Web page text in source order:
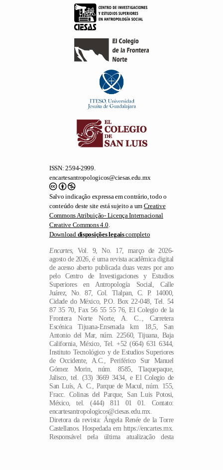
ISSN: 2594-2999.
encartesantropologicos@ciesas.edu.mx
Salvo indicação expressa em contrário, todo o
conteúdo deste site está sujeito a um Creative
Commons Atribuição- Licença Internacional
Creative Commons 4.0.
Download disposições legaiscompleto
Encartes, Vol. 9, No. 17, março de 2026-
agosto de 2026, é uma revista acadêmica digital
de acesso aberto publicada duas vezes por ano
pelo Centro de Investigaciones y Estudios
Superiores en Antropología Social, Calle
Juárez, No. 87, Col. Tlalpan, C. P. 14000,
Cidade do México, P.O. Box 22-048, Tel. 54
87 35 70, Fax 56 55 55 76, El Colegio de la
Frontera Norte Norte, A. C.., Carretera
Escénica Tijuana-Ensenada km 18,5, San
Antonio del Mar, núm. 22560, Tijuana, Baja
California, México, Tel. +52 (664) 631 6344,
Instituto Tecnológico y de Estudios Superiores
de Occidente, A.C., Periférico Sur Manuel
Gómez Morin, núm. 8585, Tlaquepaque,
Jalisco, tel. (33) 3669 3434, e El Colegio de
San Luís, A. C., Parque de Macul, núm. 155,
Fracc. Colinas del Parque, San Luis Potosi,
México, tel. (444) 811 01 01. Contato:
encartesantropologicos@ciesas.edu.mx.
Diretora da revista: Ángela Renée de la Torre
Castellanos. Hospedada em https://encartes.mx.
Responsável pela última atualização desta